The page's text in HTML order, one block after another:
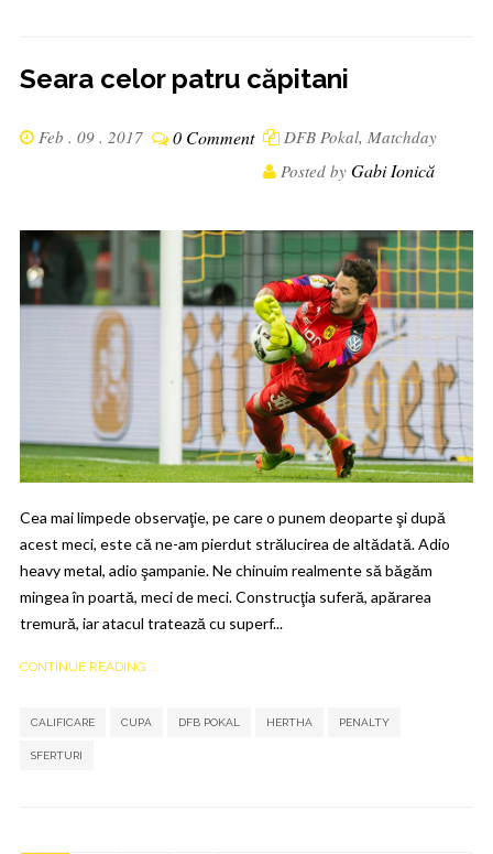
Seara celor patru căpitani
Feb . 09 . 2017 0 Comment DFB Pokal, Matchday
Posted by Gabi Ionică
Cea mai limpede observaţie, pe care o punem deoparte şi după
acest meci, este că ne-am pierdut strălucirea de altădată. Adio
heavy metal, adio şampanie. Ne chinuim realmente să băgăm
mingea în poartă, meci de meci. Construcţia suferă, apărarea
tremură, iar atacul tratează cu superf...
CONTINUE READING ...
CALIFICARE CUPA DFB POKAL HERTHA PENALTY
SFERTURI